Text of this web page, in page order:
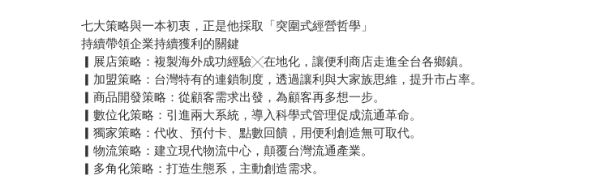
七大策略與一本初衷，正是他採取「突圍式經營哲學」
持續帶領企業持續獲利的關鍵
▎展店策略：複製海外成功經驗╳在地化，讓便利商店走進全台各鄉鎮。
▎加盟策略：台灣特有的連鎖制度，透過讓利與大家族思維，提升市占率。
▎商品開發策略：從顧客需求出發，為顧客再多想一步。
▎數位化策略：引進兩大系統，導入科學式管理促成流通革命。
▎獨家策略：代收、預付卡、點數回饋，用便利創造無可取代。
▎物流策略：建立現代物流中心，顛覆台灣流通產業。
▎多角化策略：打造生態系，主動創造需求。